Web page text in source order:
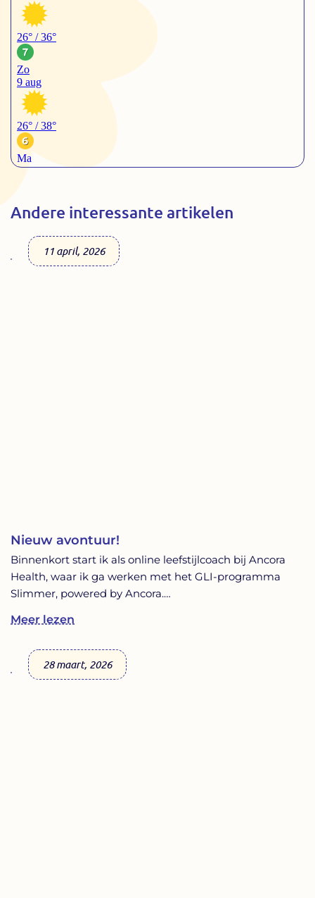
Andere interessante artikelen
11 april, 2026
Nieuw avontuur!
Binnenkort start ik als online leefstijlcoach bij Ancora
Health, waar ik ga werken met het GLI-programma
Slimmer, powered by Ancora.…
Meer lezen
28 maart, 2026